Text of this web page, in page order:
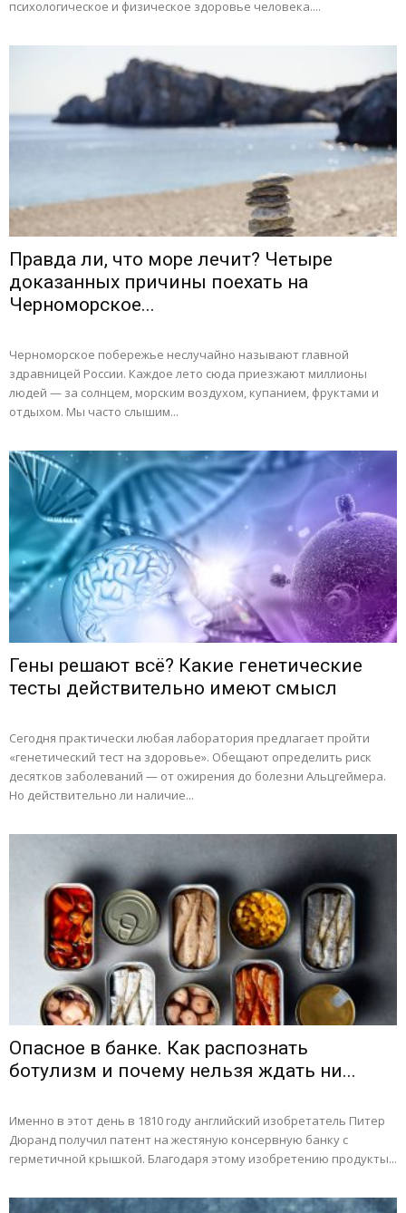
психологическое и физическое здоровье человека....
Правда ли, что море лечит? Четыре
доказанных причины поехать на
Черноморское...
Черноморское побережье неслучайно называют главной
здравницей России. Каждое лето сюда приезжают миллионы
людей — за солнцем, морским воздухом, купанием, фруктами и
отдыхом. Мы часто слышим...
Гены решают всё? Какие генетические
тесты действительно имеют смысл
Сегодня практически любая лаборатория предлагает пройти
«генетический тест на здоровье». Обещают определить риск
десятков заболеваний — от ожирения до болезни Альцгеймера.
Но действительно ли наличие...
Опасное в банке. Как распознать
ботулизм и почему нельзя ждать ни...
Именно в этот день в 1810 году английский изобретатель Питер
Дюранд получил патент на жестяную консервную банку с
герметичной крышкой. Благодаря этому изобретению продукты...